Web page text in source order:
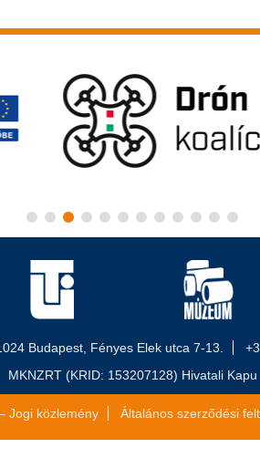
Budapest, Fényes Elek utca 7-13.
MKNZRT (KRID: 153207128) Hivatali Kapu
Jogi közlemény Általános szerződési